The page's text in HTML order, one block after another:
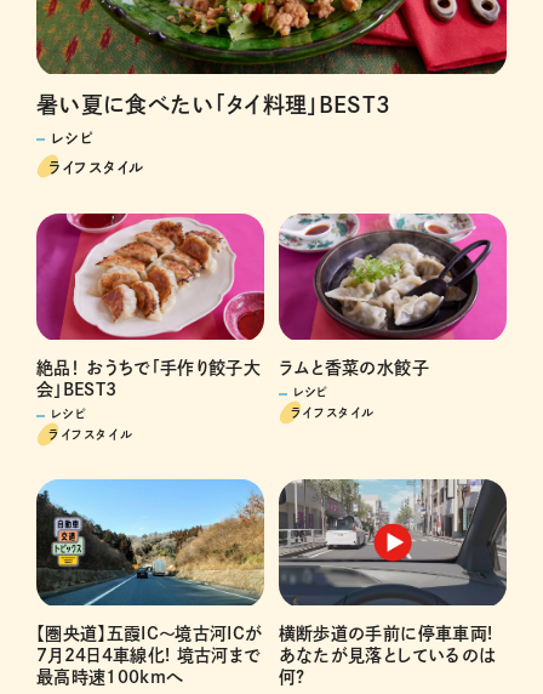
暑い夏に食べたい「タイ料理」BEST3
レシピ
ライフスタイル
絶品！ おうちで「手作り餃子大
会」BEST3
レシピ
ライフスタイル
ラムと香菜の水餃子
レシピ
ライフスタイル
【圏央道】五霞IC～境古河ICが
7月24日4車線化! 境古河まで
最高時速100kmへ
横断歩道の手前に停車車両!
あなたが見落としているのは
何?